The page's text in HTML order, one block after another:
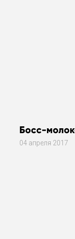
Босс-
04 апреля 2017